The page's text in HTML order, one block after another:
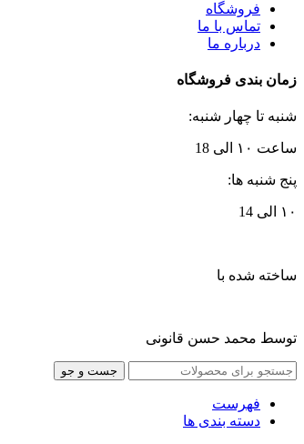
فروشگاه
تماس با ما
درباره ما
زمان بندی فروشگاه
شنبه تا چهار شنبه:
ساعت ۱۰ الی 18
پنج شنبه ها:
۱۰ الی 14
ساخته شده با
توسط محمد حسن قانونی
جست و جو
فهرست
دسته بندی ها